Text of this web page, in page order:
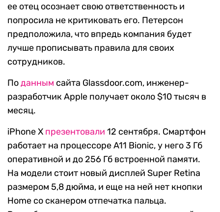
ее отец осознает свою ответственность и
попросила не критиковать его. Петерсон
предположила, что впредь компания будет
лучше прописывать правила для своих
сотрудников.
Поданным сайта Glassdoor.com, инженер-
разработчик Apple получает около $10 тысяч в
месяц.
iPhone X презентовали 12 сентября. Смартфон
работает на процессоре A11 Bionic, у него 3 Гб
оперативной и до 256 Гб встроенной памяти.
На модели стоит новый дисплей Super Retina
размером 5,8 дюйма, и еще на ней нет кнопки
Home со сканером отпечатка пальца.